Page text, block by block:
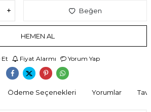
Beğen
HEMEN AL
Et Fiyat Alarmı Yorum Yap
Ödeme Seçenekleri Yorumlar